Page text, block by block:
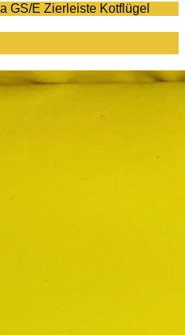
GS/E Zierleiste Kotflügel